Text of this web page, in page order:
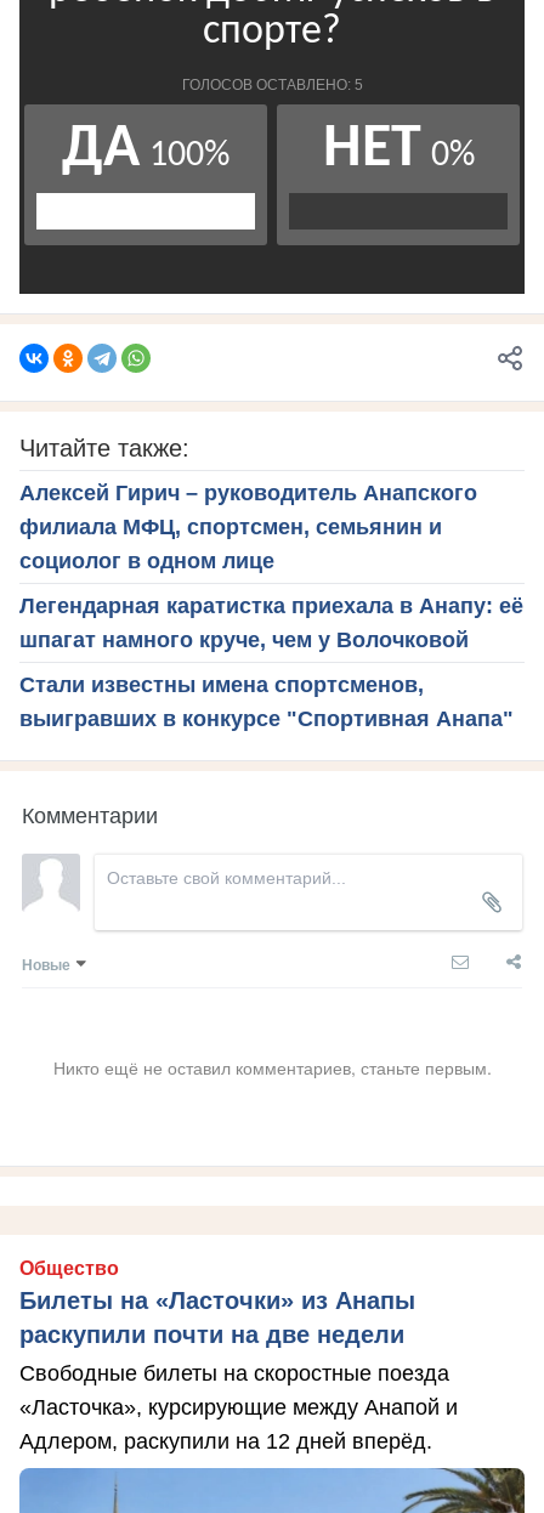
Читайте также:
Алексей Гирич – руководитель Анапского
филиала МФЦ, спортсмен, семьянин и
социолог в одном лице
Легендарная каратистка приехала в Анапу: её
шпагат намного круче, чем у Волочковой
Стали известны имена спортсменов,
выигравших в конкурсе "Спортивная Анапа"
Комментарии
Новые
Никто ещё не оставил комментариев, станьте первым.
Общество
Билеты на «Ласточки» из Анапы
раскупили почти на две недели
Свободные билеты на скоростные поезда
«Ласточка», курсирующие между Анапой и
Адлером, раскупили на 12 дней вперёд.